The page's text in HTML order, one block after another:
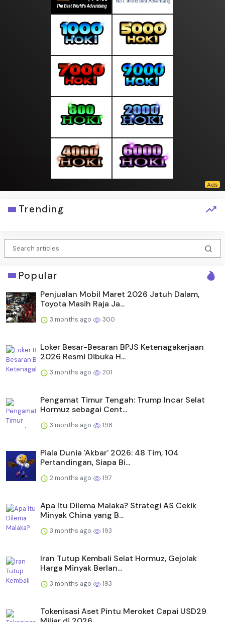
Trending
Popular
Penjualan Mobil Maret 2026 Jatuh Dalam,
Toyota Masih Raja Ja...
3 months ago 300
Loker Besar-Besaran BPJS Ketenagakerjaan
2026 Resmi Dibuka H...
3 months ago 201
Pengamat Timur Tengah: Trump Incar Selat
Hormuz sebagai Cent...
3 months ago 198
Piala Dunia 'Akbar' 2026: 48 Tim, 104
Pertandingan, Siapa Bi...
2 months ago 197
Apa Itu Dilema Malaka? Strategi AS Cekik
Minyak China yang B...
3 months ago 193
Iran Tutup Kembali Selat Hormuz, Gejolak
Harga Minyak Berlan...
3 months ago 193
Tokenisasi Aset Pintu Meroket Capai USD29